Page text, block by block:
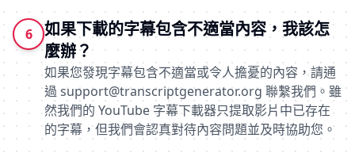
6
如果下載的字幕包含不適當內容，我該怎
麼辦？
如果您發現字幕包含不適當或令人擔憂的內容，請通
過 support@transcriptgenerator.org 聯繫我們。雖
然我們的 YouTube 字幕下載器只提取影片中已存在
的字幕，但我們會認真對待內容問題並及時協助您。